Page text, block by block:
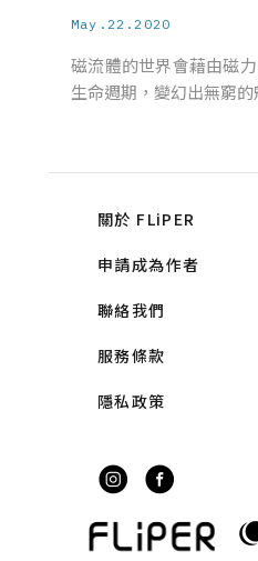
May.22.2020
磁流體的世界會藉由磁
生命週期，變幻出無窮的
關於 FLiPER
申請成為作者
聯絡我們
服務條款
隱私政策